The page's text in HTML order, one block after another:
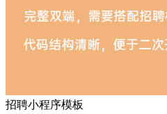
招聘小程序模板